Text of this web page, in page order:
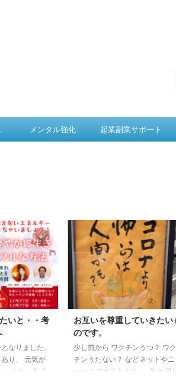
メンタル強化 起業副業サポート
いと・・考
なりました。
り、 元気が
その一方 今
お互いを尊重していきたい
のです。
少し前から ワクチンうつ？ ワク
チンうたない？ などネットやニ
ュースで出てきます。 私の周り